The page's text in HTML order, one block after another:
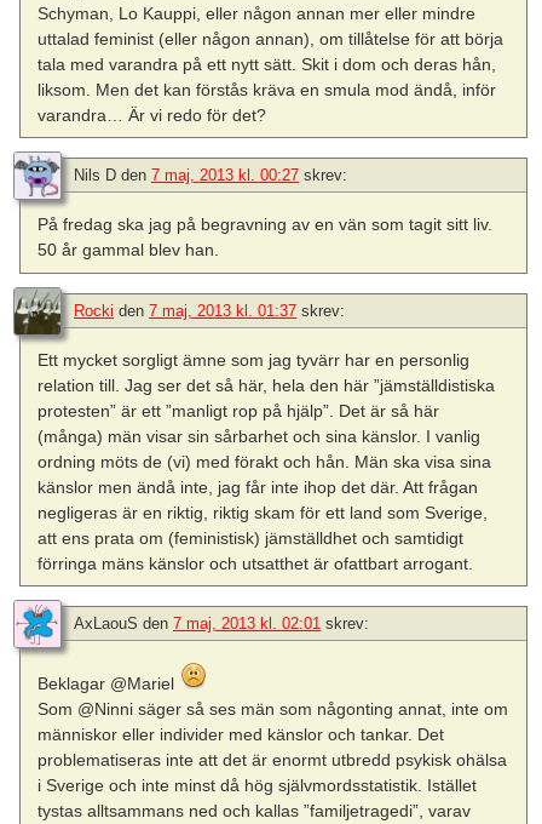
Schyman, Lo Kauppi, eller någon annan mer eller mindre
uttalad feminist (eller någon annan), om tillåtelse för att börja
tala med varandra på ett nytt sätt. Skit i dom och deras hån,
liksom. Men det kan förstås kräva en smula mod ändå, inför
varandra… Är vi redo för det?
Nils D den 7 maj, 2013 kl. 00:27 skrev:
På fredag ska jag på begravning av en vän som tagit sitt liv.
50 år gammal blev han.
Rocki den 7 maj, 2013 kl. 01:37 skrev:
Ett mycket sorgligt ämne som jag tyvärr har en personlig
relation till. Jag ser det så här, hela den här ”jämställdistiska
protesten” är ett ”manligt rop på hjälp”. Det är så här
(många) män visar sin sårbarhet och sina känslor. I vanlig
ordning möts de (vi) med förakt och hån. Män ska visa sina
känslor men ändå inte, jag får inte ihop det där. Att frågan
negligeras är en riktig, riktig skam för ett land som Sverige,
att ens prata om (feministisk) jämställdhet och samtidigt
förringa mäns känslor och utsatthet är ofattbart arrogant.
AxLaouS den 7 maj, 2013 kl. 02:01 skrev:
Beklagar @Mariel
Som @Ninni säger så ses män som någonting annat, inte om
människor eller individer med känslor och tankar. Det
problematiseras inte att det är enormt utbredd psykisk ohälsa
i Sverige och inte minst då hög självmordsstatistik. Istället
tystas alltsammans ned och kallas ”familjetragedi”, varav